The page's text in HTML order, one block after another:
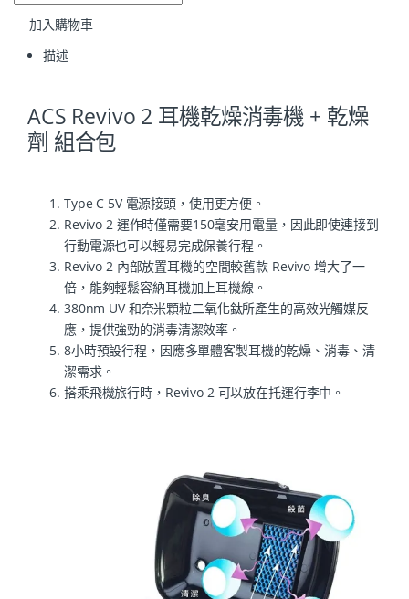
加入購物車
描述
ACS Revivo 2 耳機乾燥消毒機 + 乾燥
劑 組合包
Type C 5V 電源接頭，使用更方便。
Revivo 2 運作時僅需要150毫安用電量，因此即使連接到
行動電源也可以輕易完成保養行程。
Revivo 2 內部放置耳機的空間較舊款 Revivo 增大了一
倍，能夠輕鬆容納耳機加上耳機線。
380nm UV 和奈米顆粒二氧化鈦所產生的高效光觸媒反
應，提供強勁的消毒清潔效率。
8小時預設行程，因應多單體客製耳機的乾燥、消毒、清
潔需求。
搭乘飛機旅行時，Revivo 2 可以放在托運行李中。